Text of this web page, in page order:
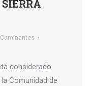
Caminantes
considerado
Comunidad de